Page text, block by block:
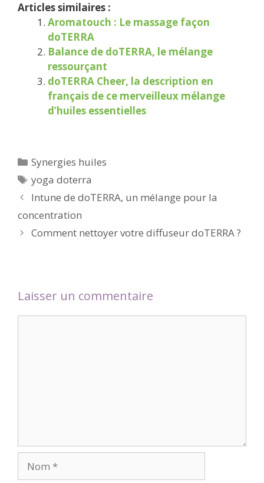
Articles similaires :
Aromatouch : Le massage façon
doTERRA
Balance de doTERRA, le mélange
ressourçant
doTERRA Cheer, la description en
français de ce merveilleux mélange
d’huiles essentielles
Catégories
Synergies huiles
Étiquettes
yoga doterra
Intune de doTERRA, un mélange pour la
concentration
Comment nettoyer votre diffuseur doTERRA ?
Laisser un commentaire